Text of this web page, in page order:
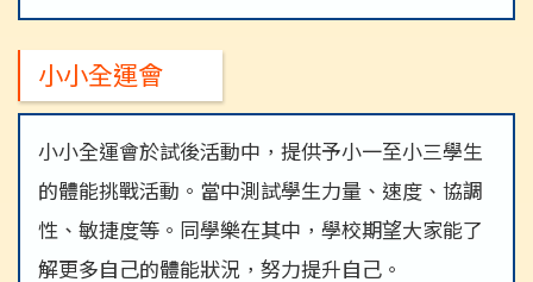
小小全運會
小小全運會於試後活動中，提供予小一至小三學生
的體能挑戰活動。當中測試學生力量、速度、協調
性、敏捷度等。同學樂在其中，學校期望大家能了
解更多自己的體能狀況，努力提升自己。